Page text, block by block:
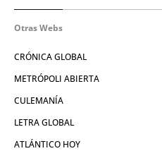
Otras Webs
CRÓNICA GLOBAL
METRÓPOLI ABIERTA
CULEMANÍA
LETRA GLOBAL
ATLÁNTICO HOY